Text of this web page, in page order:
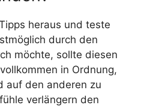
heraus und teste
durch den
möchte, sollte diesen
in Ordnung,
auf den anderen zu
verlängern den